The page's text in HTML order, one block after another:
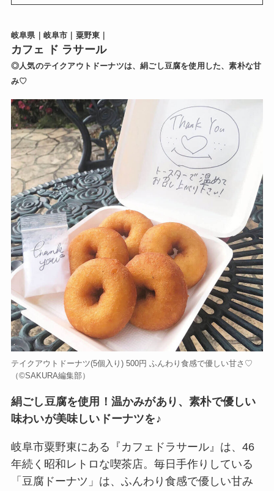
岐阜県｜岐阜市｜粟野東｜
カフェ ド ラサール
◎人気のテイクアウトドーナツは、絹ごし豆腐を使用した、素朴な甘
み♡
テイクアウトドーナツ(5個入り) 500円 ふんわり食感で優しい甘さ♡
（©️SAKURA編集部）
絹ごし豆腐を使用！温かみがあり、素朴で優しい
味わいが美味しいドーナツを♪
岐阜市粟野東にある『カフェドラサール』は、46
年続く昭和レトロな喫茶店。毎日手作りしている
「豆腐ドーナツ」は、ふんわり食感で優しい甘み